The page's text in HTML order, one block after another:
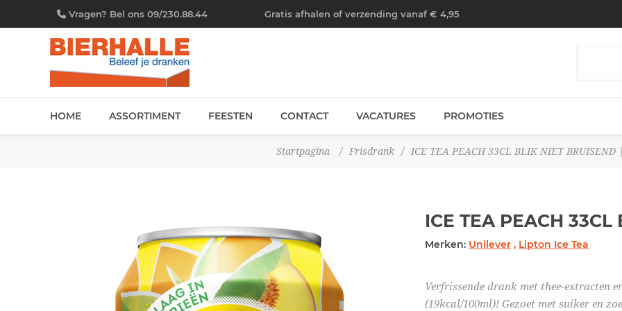
Vragen? Bel ons 09/230.88.44 Gratis afhalen of verzending vanaf € 4,95
HOME ASSORTIMENT FEESTEN CONTACT VACATURES PROMOTIES
Startpagina / Frisdrank / ICE TEA PEACH 33CL BLIK NIET
ICE TEA PEACH
Merken: Unilever , Lipton Ice Tea
Verfrissende drank met thee-extracten
(19kcal/100ml)! Gezoet met suiker en